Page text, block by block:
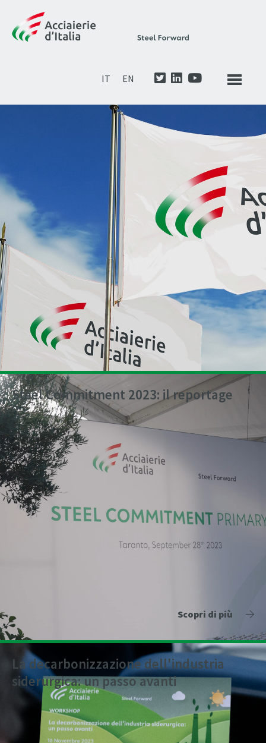
IT EN
Steel Commitment 2023: il reportage
Scopri di più
La decarbonizzazione dell'industria
siderurgica: un passo avanti